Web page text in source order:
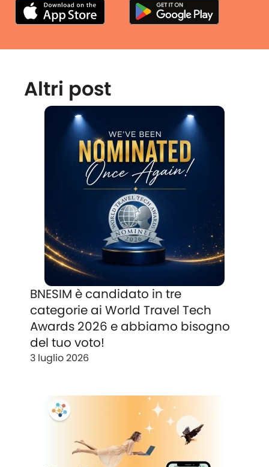
Altri post
BNESIM è candidato in tre
categorie ai World Travel Tech
Awards 2026 e abbiamo bisogno
del tuo voto!
3 luglio 2026